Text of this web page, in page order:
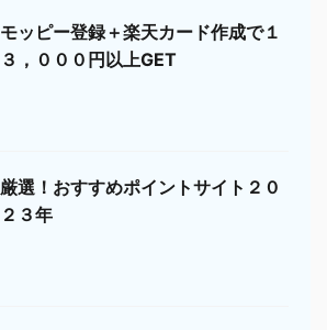
モッピー登録＋楽天カード作成で１
３，０００円以上GET
厳選！おすすめポイントサイト２０
２３年